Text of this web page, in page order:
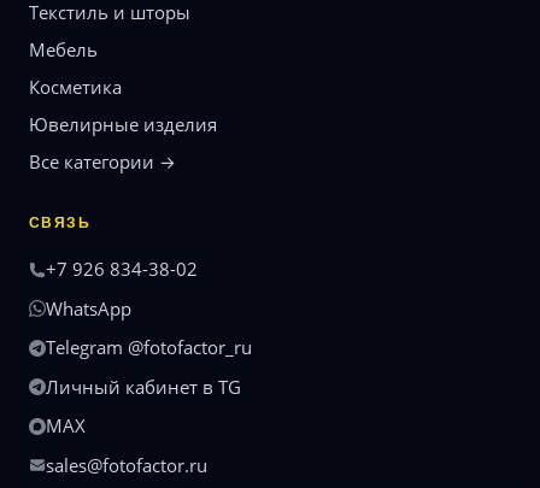
Текстиль и шторы
Мебель
Косметика
Ювелирные изделия
Все категории →
СВЯЗЬ
+7 926 834-38-02
WhatsApp
Telegram @fotofactor_ru
Личный кабинет в TG
MAX
sales@fotofactor.ru